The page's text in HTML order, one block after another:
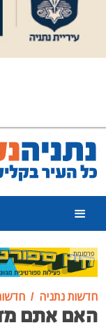
פרסומת
חדשות נתניה
האם אתם